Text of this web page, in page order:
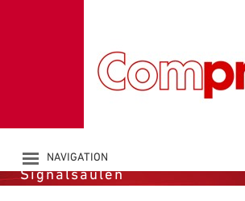
NAVIGATION
PRODUCTS
LED-
SIGNALSÄULE
ST 70 RGBA
Signalsäulen